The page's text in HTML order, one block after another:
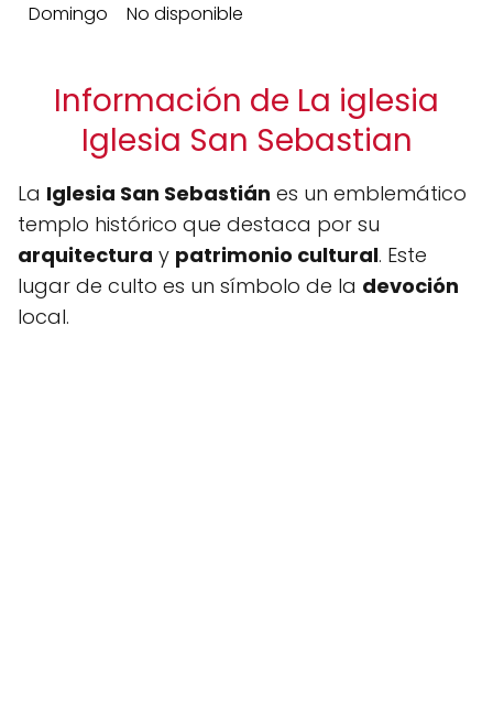
Domingo
No disponible
Información de La iglesia
Iglesia San Sebastian
La Iglesia San Sebastián es un emblemático
templo histórico que destaca por su
arquitectura y patrimonio cultural. Este
lugar de culto es un símbolo de la devoción
local.